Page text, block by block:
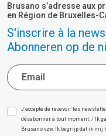
Brusano s’adresse aux
en Région de Bruxelles-
S'inscrire à la
Abonneren op de
J’accepte de recevoir les
désabonner à tout moment. / Ik
Brusano vzw. Ik begrijp dat ik mij